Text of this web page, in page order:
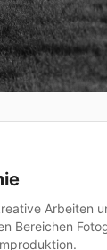
Arbeiten
Bereichen